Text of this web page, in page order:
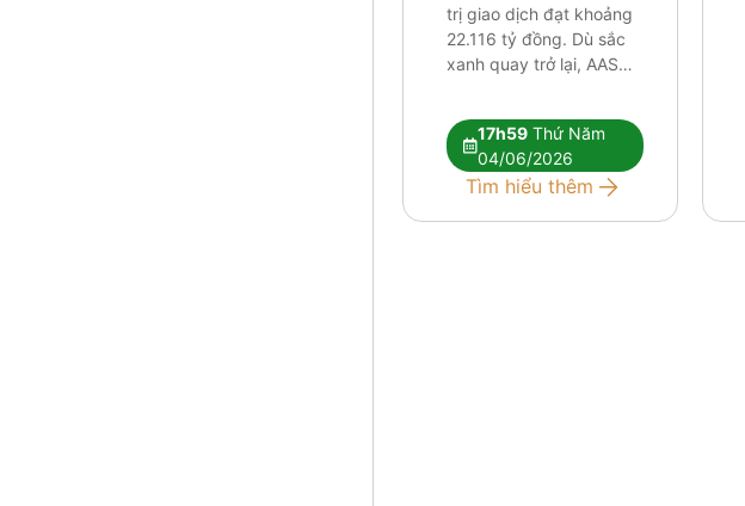
trị giao dịch đạt khoảng
22.116 tỷ đồng. Dù sắc
xanh quay trở lại, AAS
vẫn chưa đủ để xác
nhận xu hướng tăng mới.
Dòng tiền tiếp tục phân
17h59 Thứ Năm
04/06/2026
Tìm hiểu thêm